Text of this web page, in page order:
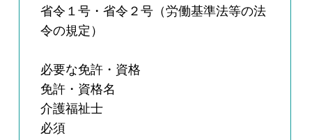
省令１号・省令２号（労働基準法等の法
令の規定）
必要な免許・資格
免許・資格名
介護福祉士
必須